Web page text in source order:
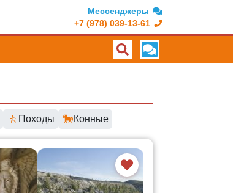
Мессенджеры
+7 (978) 039-13-61
🚶 Походы 🐎Конные